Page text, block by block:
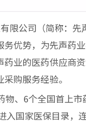
公司（简称：先
优势，为先声药
药业的医药供应商
购服务经验。
、6个全国首上市
入国家医保目录